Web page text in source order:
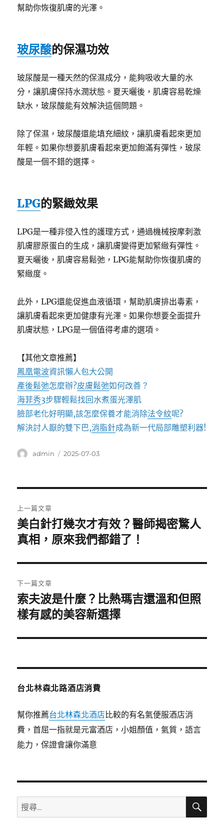
幫助你恢復肌膚的光澤。
玻尿酸的保濕功效
玻尿酸是一種天然的保濕成分，能夠吸收大量的水
分，讓肌膚保持水潤狀態。夏天曬後，肌膚容易乾燥
缺水，玻尿酸能有效解決這個問題。
除了保濕，玻尿酸還能填充細紋，讓肌膚看起來更加
年輕。如果你想要肌膚看起來更加飽滿有彈性，玻尿
酸是一個不錯的選擇。
LPG的緊緻效果
LPG是一種非侵入性的護理方式，通過機械按摩刺激
肌膚膠原蛋白的生成，讓肌膚變得更加緊緻有彈性。
夏天曬後，肌膚容易鬆弛，LPG能幫助你恢復肌膚的
緊緻度。
此外，LPG還能促進血液循環，幫助肌膚排出毒素，
讓肌膚看起來更加健康有光澤。如果你想要全面提升
肌膚狀態，LPG是一個值得考慮的選項。
【其他文章推薦】
鳳凰電波資訊懶人包大公開
產後鬆弛怎麼辦?皮膚鬆弛如何改善？
海菲秀3步驟輕鬆找回水煮蛋光澤肌
臉部老化好明顯,該怎麼保養才能消除法令紋呢?
解決討人厭的雙下巴,消脂針成為新一代局部雕塑利器!
作
admin
發
2025-07-03
章
導
覽
上一篇文章
上
一
文
章:
美白針打幾次才有效？醫師揭密驚人
真相，原來我們都錯了！
下一篇文章
下
一
文
索夫波是什麼？比熱瑪吉還溫和但照
樣有感的美容新選擇
台北林森北路酒店消費
幫你推薦台北林森北酒店比較的有名氣便服酒店消
費，首屈一指就是元富酒店，小姐顏值，氣質，語言
能力，保證會讓你滿意
搜
尋
搜